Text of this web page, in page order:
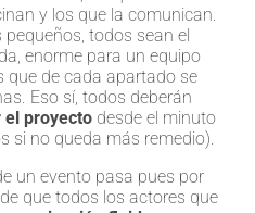
y los que la comunican.
pequeños, todos sean el
enorme para un equipo
que de cada apartado se
Eso sí, todos deberán
el proyecto desde el minuto
si no queda más remedio).
un evento pasa pues por
de que todos los actores que